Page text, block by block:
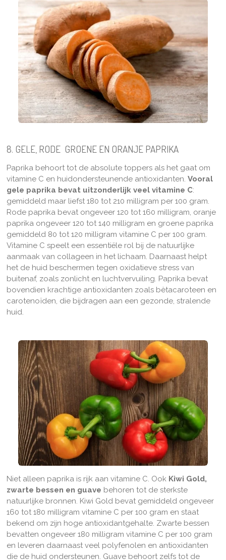
8. GELE, RODE GROENE EN ORANJE PAPRIKA
Paprika behoort tot de absolute toppers als het gaat om
vitamine C en huidondersteunende antioxidanten. Vooral
gele paprika bevat uitzonderlijk veel vitamine C:
gemiddeld maar liefst 180 tot 210 milligram per 100 gram.
Rode paprika bevat ongeveer 120 tot 160 milligram, oranje
paprika ongeveer 120 tot 140 milligram en groene paprika
gemiddeld 80 tot 120 milligram vitamine C per 100 gram.
Vitamine C speelt een essentiële rol bij de natuurlijke
aanmaak van collageen in het lichaam. Daarnaast helpt
het de huid beschermen tegen oxidatieve stress van
buitenaf, zoals zonlicht en luchtvervuiling. Paprika bevat
bovendien krachtige antioxidanten zoals bètacaroteen en
carotenoïden, die bijdragen aan een gezonde, stralende
huid.
Niet alleen paprika is rijk aan vitamine C. Ook Kiwi Gold,
zwarte bessen en guave behoren tot de sterkste
natuurlijke bronnen. Kiwi Gold bevat gemiddeld ongeveer
160 tot 180 milligram vitamine C per 100 gram en staat
bekend om zijn hoge antioxidantgehalte. Zwarte bessen
bevatten ongeveer 180 milligram vitamine C per 100 gram
en leveren daarnaast veel polyfenolen en antioxidanten
die de huid ondersteunen. Guave behoort zelfs tot de